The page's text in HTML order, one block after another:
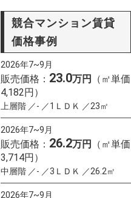
競合マンション賃貸
価格事例
2026年7~9月
販売価格： 23.0万円
（㎡単価
4,182円）
上層階 ／- ／1ＬＤＫ ／23㎡
2026年7~9月
販売価格： 26.2万円
（㎡単価
3,714円）
中層階 ／- ／3ＬＤＫ ／26.2㎡
2026年7~9月